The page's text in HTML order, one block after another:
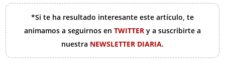
*Si te ha resultado interesante este artículo, te
animamos a seguirnos en TWITTER y a suscribirte a
nuestra NEWSLETTER DIARIA.